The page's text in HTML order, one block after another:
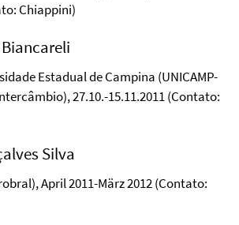
Chiappini)
Estadual de Campina (UNICAMP-
27.10.-15.11.2011 (Contato:
Silva
April 2011-März 2012 (Contato: